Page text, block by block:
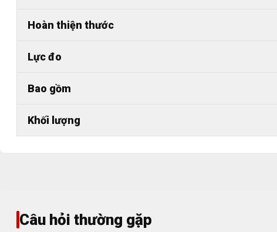
Hoàn thiện thước
Lực đo
Bao gồm
Khối lượng
Câu hỏi thường gặp